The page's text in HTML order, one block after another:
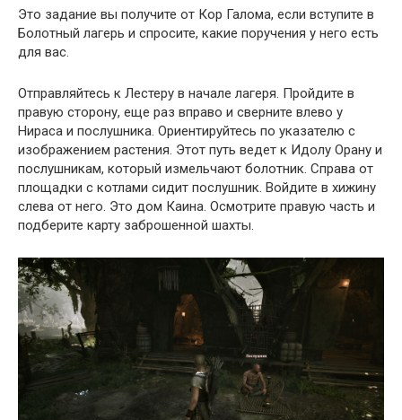
Это задание вы получите от Кор Галома, если вступите в
Болотный лагерь и спросите, какие поручения у него есть
для вас.
Отправляйтесь к Лестеру в начале лагеря. Пройдите в
правую сторону, еще раз вправо и сверните влево у
Нираса и послушника. Ориентируйтесь по указателю с
изображением растения. Этот путь ведет к Идолу Орану и
послушникам, который измельчают болотник. Справа от
площадки с котлами сидит послушник. Войдите в хижину
слева от него. Это дом Каина. Осмотрите правую часть и
подберите карту заброшенной шахты.